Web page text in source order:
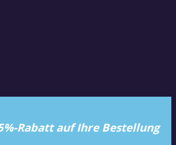
Rabatt auf Ihre Bestellung